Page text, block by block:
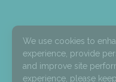
I
F
L
We use cookies to
experience, provide
and improve site
experience, please